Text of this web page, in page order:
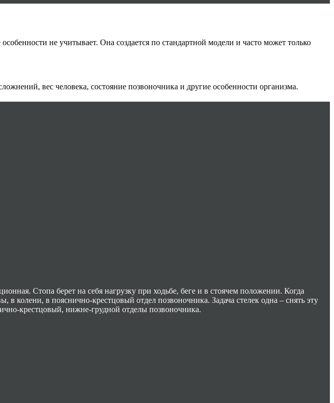
не учитывает. Она создается по стандартной модели и часто может только
вес человека, состояние позвоночника и другие особенности организма.
Стопа берет на себя нагрузку при ходьбе, беге и в стоячем положении. Когда
в колени, в пояснично-крестцовый отдел позвоночника. Задача стелек одна – снять эту
крестцовый, нижне-грудной отделы позвоночника.